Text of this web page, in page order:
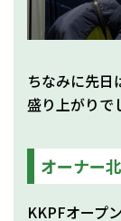
ちなみに先日
盛り上がりで
オーナー
KKPFオープ